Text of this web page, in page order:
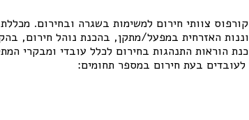
צוותי חירום למשימות בשגרה ובחירום.
האזרחית במפעל/מתקן, בהכנת נוהל חירום,
הוראות התנהגות בחירום לכלל עובדי ומבקרי
לעובדים בעת חירום במספר תחומים: